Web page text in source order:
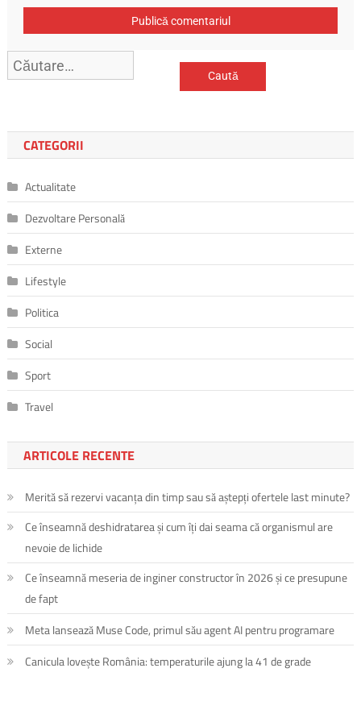
Caută
după:
CATEGORII
Actualitate
Dezvoltare Personală
Externe
Lifestyle
Politica
Social
Sport
Travel
ARTICOLE RECENTE
Merită să rezervi vacanța din timp sau să aștepți ofertele last minute?
Ce înseamnă deshidratarea și cum îți dai seama că organismul are
nevoie de lichide
Ce înseamnă meseria de inginer constructor în 2026 și ce presupune
de fapt
Meta lansează Muse Code, primul său agent AI pentru programare
Canicula lovește România: temperaturile ajung la 41 de grade